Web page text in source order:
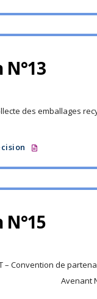
N°13
des emballages
N°15
– Convention de
Avenant